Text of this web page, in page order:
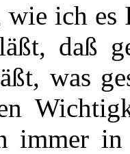
wie ich es
daß
was
immer